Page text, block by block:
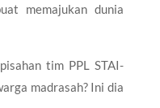
memajukan dunia
tim PPL STAI-
madrasah? Ini dia